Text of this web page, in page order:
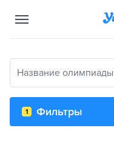
Название олимпиады
1 Фильтры